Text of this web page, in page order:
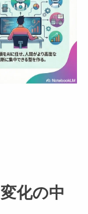
化の中